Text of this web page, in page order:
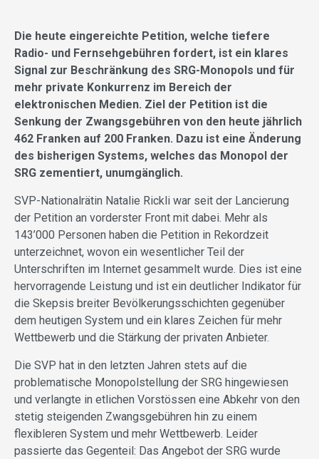
Die heute eingereichte Petition, welche tiefere
Radio- und Fernsehgebühren fordert, ist ein klares
Signal zur Beschränkung des SRG-Monopols und für
mehr private Konkurrenz im Bereich der
elektronischen Medien. Ziel der Petition ist die
Senkung der Zwangsgebühren von den heute jährlich
462 Franken auf 200 Franken. Dazu ist eine Änderung
des bisherigen Systems, welches das Monopol der
SRG zementiert, unumgänglich.
SVP-Nationalrätin Natalie Rickli war seit der Lancierung
der Petition an vorderster Front mit dabei. Mehr als
143’000 Personen haben die Petition in Rekordzeit
unterzeichnet, wovon ein wesentlicher Teil der
Unterschriften im Internet gesammelt wurde. Dies ist eine
hervorragende Leistung und ist ein deutlicher Indikator für
die Skepsis breiter Bevölkerungsschichten gegenüber
dem heutigen System und ein klares Zeichen für mehr
Wettbewerb und die Stärkung der privaten Anbieter.
Die SVP hat in den letzten Jahren stets auf die
problematische Monopolstellung der SRG hingewiesen
und verlangte in etlichen Vorstössen eine Abkehr von den
stetig steigenden Zwangsgebühren hin zu einem
flexibleren System und mehr Wettbewerb. Leider
passierte das Gegenteil: Das Angebot der SRG wurde